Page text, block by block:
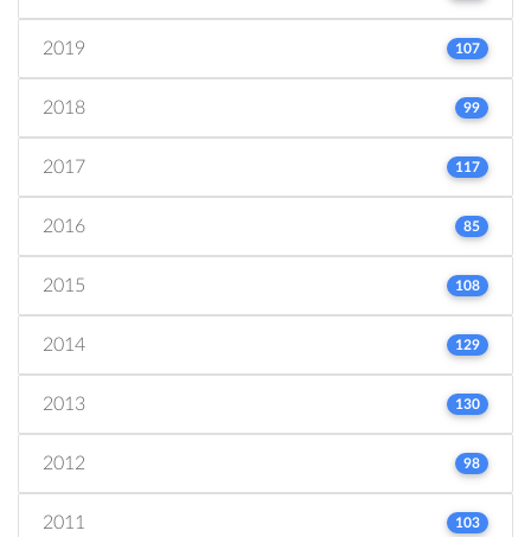
2019 107
2018 99
2017 117
2016 85
2015 108
2014 129
2013 130
2012 98
2011 103